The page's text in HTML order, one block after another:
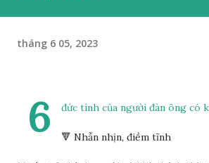
tháng 6 05, 2023
6 đức tính của người đàn ông có
🔻 Nhẫn nhịn, điềm tĩnh